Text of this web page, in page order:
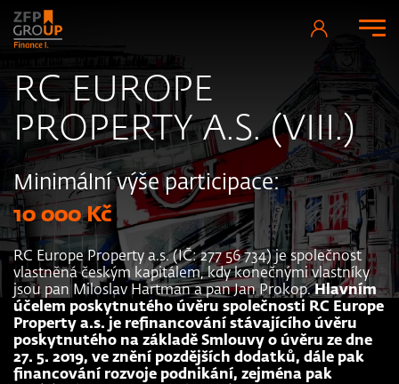
RC EUROPE
PROPERTY A.S. (VIII.)
Minimální výše participace:
10 000 Kč
RC Europe Property a.s. (IČ: 277 56 734) je společnost
vlastněná českým kapitálem, kdy konečnými vlastníky
jsou pan Miloslav Hartman a pan Jan Prokop.Hlavním
účelem poskytnutého úvěru společnosti RC Europe
Property a.s. je refinancování stávajícího úvěru
poskytnutého na základě Smlouvy o úvěru ze dne
27. 5. 2019, ve znění pozdějších dodatků, dále pak
financování rozvoje podnikání, zejména pak